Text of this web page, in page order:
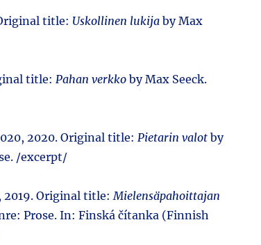
title: Uskollinen lukija by Max
title: Pahan verkko by Max Seeck.
2020. Original title: Pietarin valot by
/excerpt/
2019. Original title:Mielensäpahoittajan
Prose. In: Finská čítanka (Finnish